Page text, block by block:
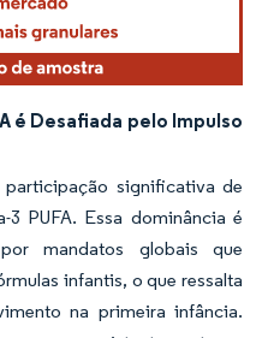
é Desafiada pelo Impulso
significativa de
PUFA. Essa dominância é
mandatos globais que
infantis, o que ressalta
na primeira infância.